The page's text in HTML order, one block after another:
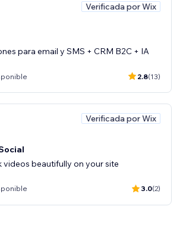
Verificada por Wix
para email y SMS + CRM B2C + IA
2.8(13)
Verificada por Wix
videos beautifully on your site
3.0(2)